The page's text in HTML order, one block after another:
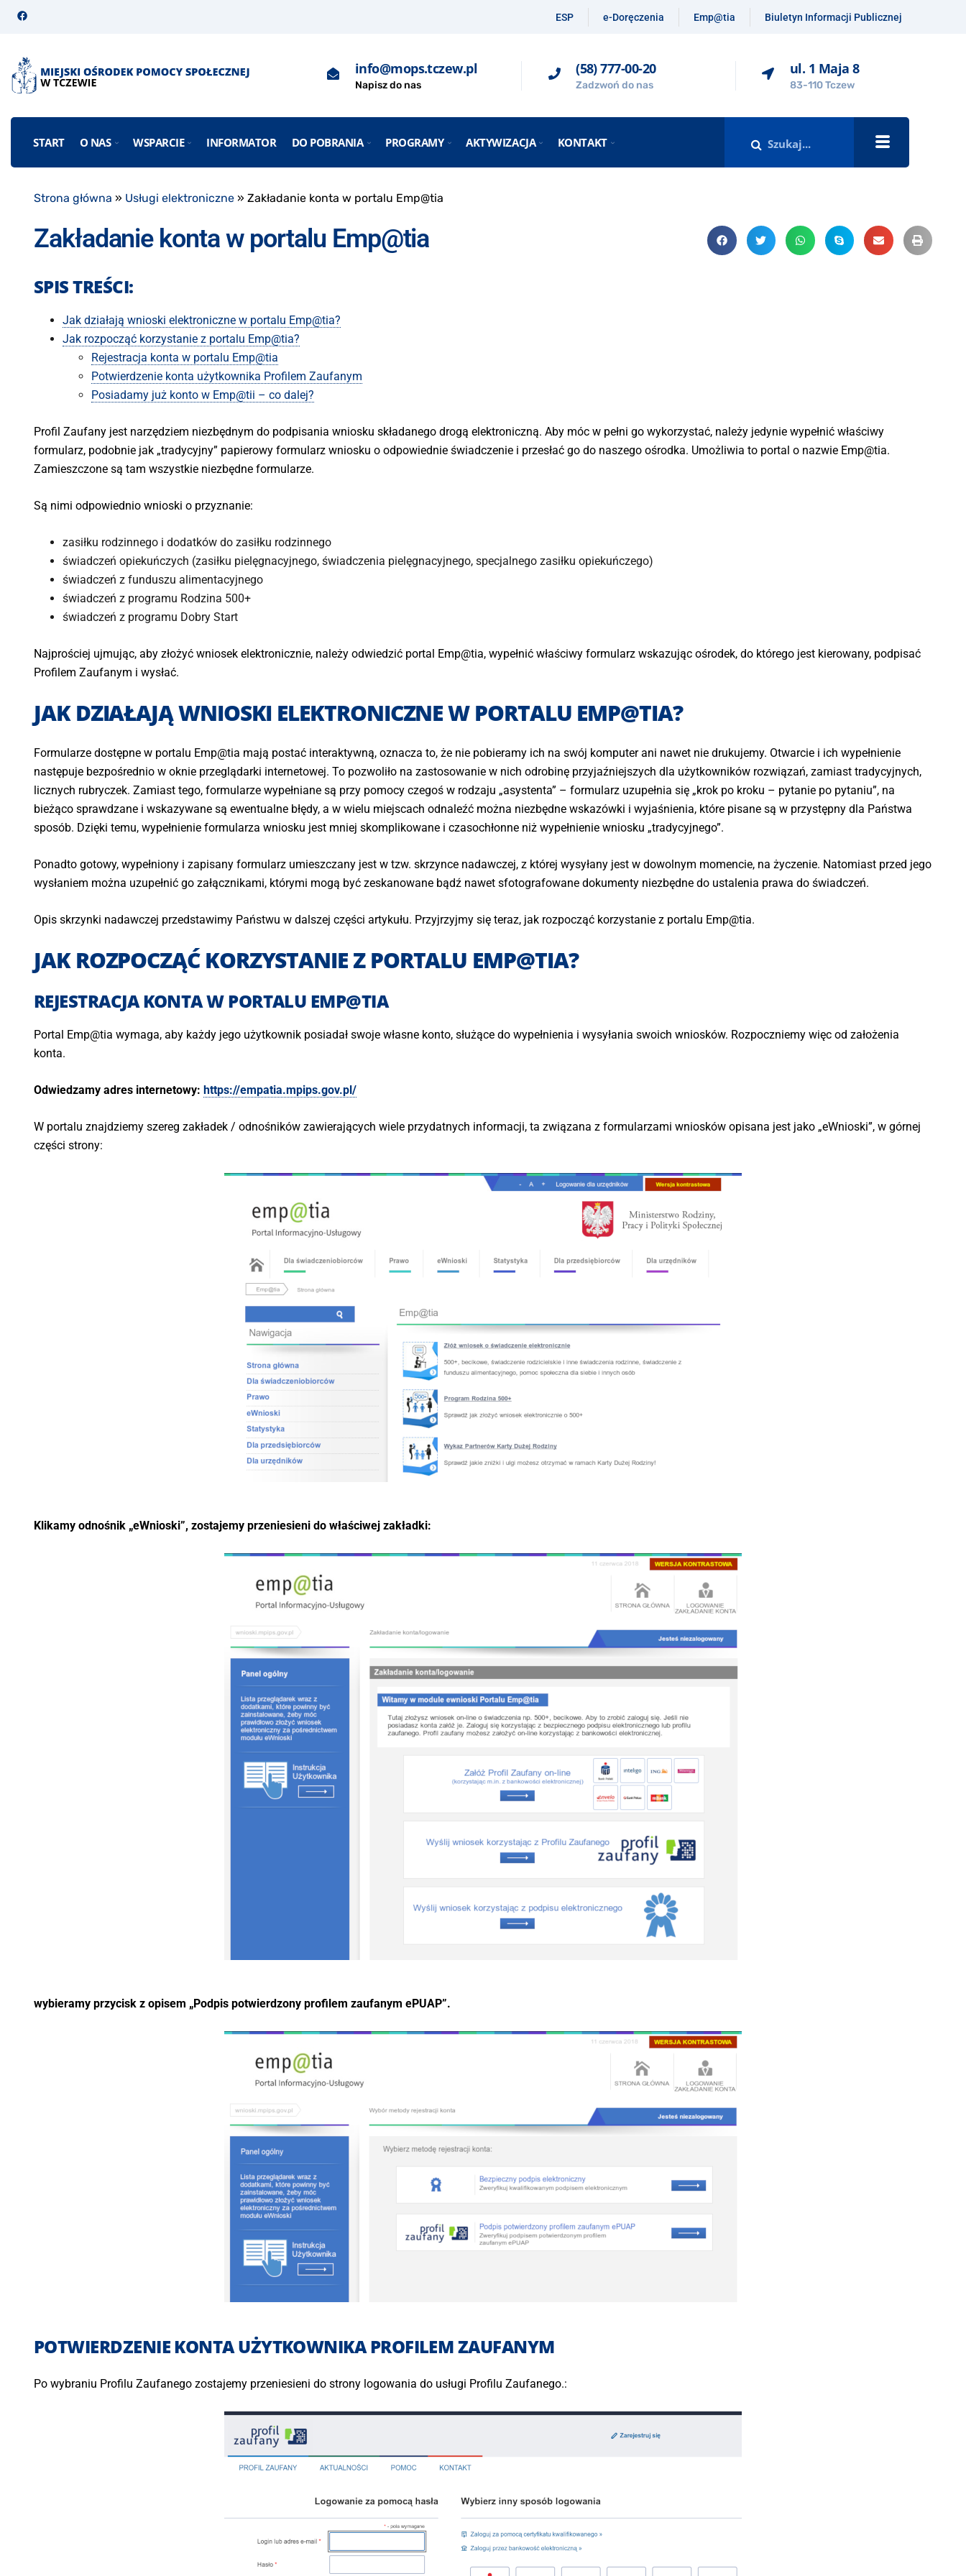
ESP e-Doręczenia Emp@tia Biuletyn Informacji Publicznej
info@mops.tczew.pl
Napisz do nas
(58) 777-00-20
Zadzwoń do nas
ul. 1 Maja 8
83-110 Tczew
START O NAS WSPARCIE INFORMATOR DO POBRANIA PROGRAMY AKTYWIZACJA KONTAKT
Strona główna » Usługi elektroniczne » Zakładanie konta w portalu Emp@tia
Zakładanie konta w portalu Emp@tia
SPIS TREŚCI:
Jak działają wnioski elektroniczne w portalu Emp@tia?
Jak rozpocząć korzystanie z portalu Emp@tia?
Rejestracja konta w portalu Emp@tia
Potwierdzenie konta użytkownika Profilem Zaufanym
Posiadamy już konto w Emp@tii – co dalej?
Profil Zaufany jest narzędziem niezbędnym do podpisania wniosku składanego drogą elektroniczną. Aby móc w pełni go wykorzystać, należy jedynie wypełnić właściwy
formularz, podobnie jak „tradycyjny” papierowy formularz wniosku o odpowiednie świadczenie i przesłać go do naszego ośrodka. Umożliwia to portal o nazwie Emp@tia.
Zamieszczone są tam wszystkie niezbędne formularze.
Są nimi odpowiednio wnioski o przyznanie:
zasiłku rodzinnego i dodatków do zasiłku rodzinnego
świadczeń opiekuńczych (zasiłku pielęgnacyjnego, świadczenia pielęgnacyjnego, specjalnego zasiłku opiekuńczego)
świadczeń z funduszu alimentacyjnego
świadczeń z programu Rodzina 500+
świadczeń z programu Dobry Start
Najprościej ujmując, aby złożyć wniosek elektronicznie, należy odwiedzić portal Emp@tia, wypełnić właściwy formularz wskazując ośrodek, do którego jest kierowany, podpisać
Profilem Zaufanym i wysłać.
JAK DZIAŁAJĄ WNIOSKI ELEKTRONICZNE W PORTALU EMP@TIA?
Formularze dostępne w portalu Emp@tia mają postać interaktywną, oznacza to, że nie pobieramy ich na swój komputer ani nawet nie drukujemy. Otwarcie i ich wypełnienie
następuje bezpośrednio w oknie przeglądarki internetowej. To pozwoliło na zastosowanie w nich odrobinę przyjaźniejszych dla użytkowników rozwiązań, zamiast tradycyjnych,
licznych rubryczek. Zamiast tego, formularze wypełniane są przy pomocy czegoś w rodzaju „asystenta” – formularz uzupełnia się „krok po kroku – pytanie po pytaniu”, na
bieżąco sprawdzane i wskazywane są ewentualne błędy, a w wielu miejscach odnaleźć można niezbędne wskazówki i wyjaśnienia, które pisane są w przystępny dla Państwa
sposób. Dzięki temu, wypełnienie formularza wniosku jest mniej skomplikowane i czasochłonne niż wypełnienie wniosku „tradycyjnego”.
Ponadto gotowy, wypełniony i zapisany formularz umieszczany jest w tzw. skrzynce nadawczej, z której wysyłany jest w dowolnym momencie, na życzenie. Natomiast przed jego
wysłaniem można uzupełnić go załącznikami, którymi mogą być zeskanowane bądź nawet sfotografowane dokumenty niezbędne do ustalenia prawa do świadczeń.
Opis skrzynki nadawczej przedstawimy Państwu w dalszej części artykułu. Przyjrzyjmy się teraz, jak rozpocząć korzystanie z portalu Emp@tia.
JAK ROZPOCZĄĆ KORZYSTANIE Z PORTALU EMP@TIA?
REJESTRACJA KONTA W PORTALU EMP@TIA
Portal Emp@tia wymaga, aby każdy jego użytkownik posiadał swoje własne konto, służące do wypełnienia i wysyłania swoich wniosków. Rozpoczniemy więc od założenia
konta.
Odwiedzamy adres internetowy: https://empatia.mpips.gov.pl/
W portalu znajdziemy szereg zakładek / odnośników zawierających wiele przydatnych informacji, ta związana z formularzami wniosków opisana jest jako „eWnioski”, w górnej
części strony:
Klikamy odnośnik „eWnioski”, zostajemy przeniesieni do właściwej zakładki:
wybieramy przycisk z opisem „Podpis potwierdzony profilem zaufanym ePUAP”.
POTWIERDZENIE KONTA UŻYTKOWNIKA PROFILEM ZAUFANYM
Po wybraniu Profilu Zaufanego zostajemy przeniesieni do strony logowania do usługi Profilu Zaufanego.: